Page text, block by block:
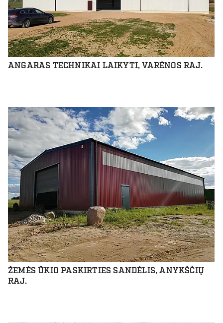
ANGARAS TECHNIKAI LAIKYTI, VARĖNOS RAJ.
ŽEMĖS ŪKIO PASKIRTIES SANDĖLIS, ANYKŠČIŲ
RAJ.